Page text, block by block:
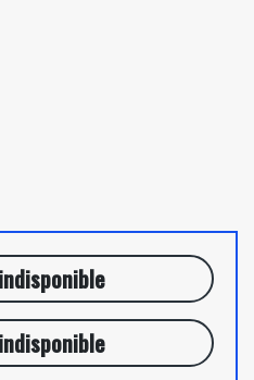
indisponible
indisponible